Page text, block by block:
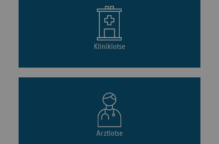
Kliniklotse
Arztlotse